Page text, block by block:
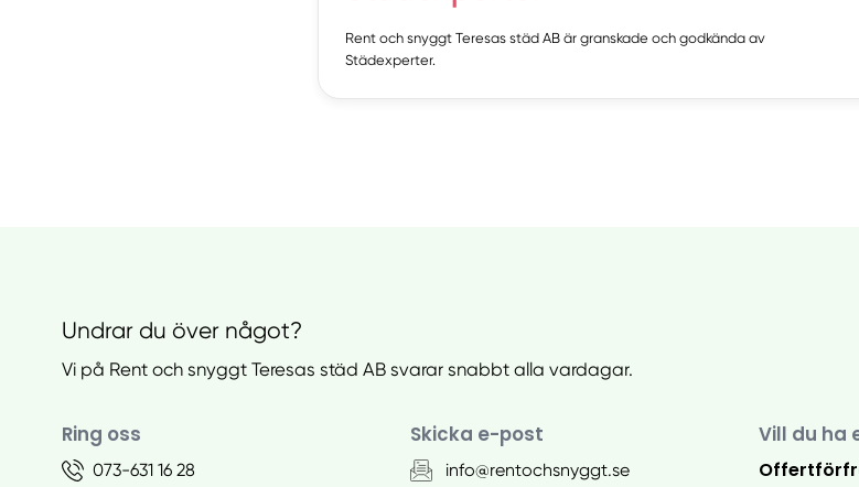
Rent och snyggt Teresas städ AB är granskade och godkända av
Städexperter.
Undrar du över något?
Vi på Rent och snyggt Teresas städ AB svarar snabbt alla vardagar.
Ring oss
073-631 16 28
Skicka e-post
info@rentochsnyggt.se
Vill du ha